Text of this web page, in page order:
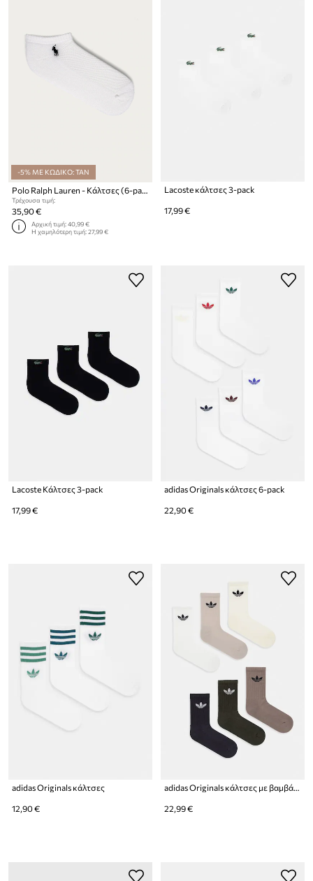
-5% ΜΕ ΚΩΔΙΚΟ: TAN
Polo Ralph Lauren - Κάλτσες (6-pack)
Τρέχουσα τιμή:
35,90 €
Αρχική τιμή:40,99 €
Η χαμηλότερη τιμή:27,99 €
Lacoste κάλτσες 3-pack
17,99 €
Lacoste Κάλτσες 3-pack
17,99 €
adidas Originals κάλτσες 6-pack
22,90 €
adidas Originals κάλτσες
12,90 €
adidas Originals κάλτσες με βαμβάκι 6-pack
22,99 €